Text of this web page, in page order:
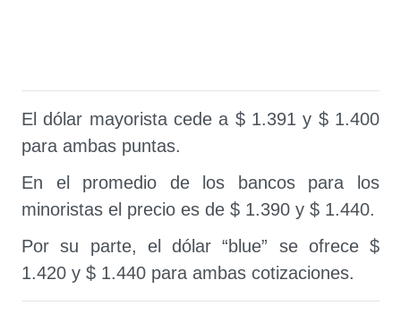
El dólar mayorista cede a $ 1.391 y $ 1.400
para ambas puntas.
En el promedio de los bancos para los
minoristas el precio es de $ 1.390 y $ 1.440.
Por su parte, el dólar “blue” se ofrece $
1.420 y $ 1.440 para ambas cotizaciones.